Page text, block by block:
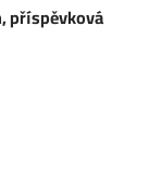
příspěvková